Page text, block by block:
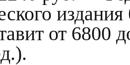
от 6800